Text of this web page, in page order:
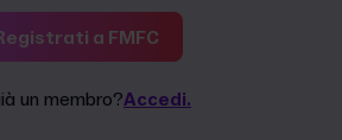
a FMFC
un membro?Accedi.